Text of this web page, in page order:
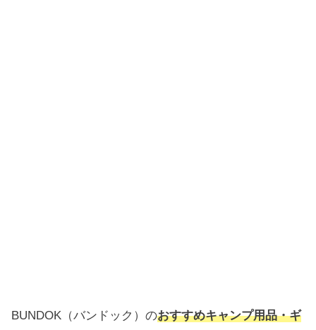
BUNDOK（バンドック）のおすすめキャンプ用品・ギ